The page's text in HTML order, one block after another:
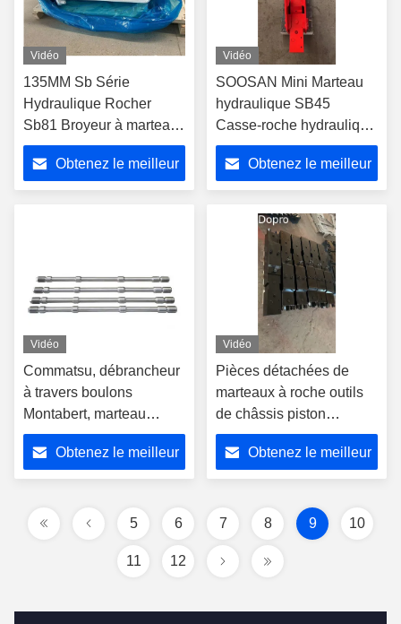
Vidéo
135MM Sb Série
Hydraulique Rocher
Sb81 Broyeur à marteaux
SB05 SB10 SB20 SB30
SB35 SB40 SB43 SB50
SB70 KOREA SOOSAN
Obtenez le meilleur
Vidéo
SOOSAN Mini Marteau
hydraulique SB45
Casse-roche hydraulique
pour chargeuse de
remorqueuse
Obtenez le meilleur
Vidéo
Commatsu, débrancheur
à travers boulons
Montabert, marteau
Daemo DMB70 DMB90
Obtenez le meilleur
Vidéo
Pièces détachées de
marteaux à roche outils
de châssis piston
diaphragme kit de scellés
disjoncteur hydraulique
pièces de pellets
Obtenez le meilleur
5 6 7 8 9 10
11 12